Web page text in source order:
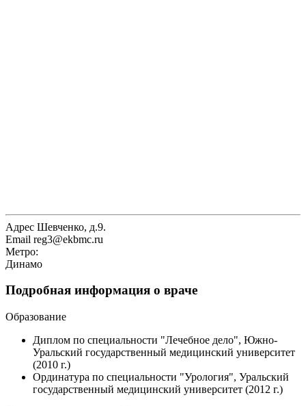
Адрес Шевченко, д.9.
Email reg3@ekbmc.ru
Метро:
Динамо
Подробная информация о враче
Образование
Диплом по специальности "Лечебное дело", Южно-
Уральский государственный медицинский университет
(2010 г.)
Ординатура по специальности "Урология", Уральский
государственный медицинский университет (2012 г.)